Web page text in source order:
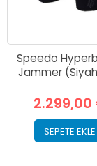
Speedo
Jammer
2.299,00
SEPETE EKLE